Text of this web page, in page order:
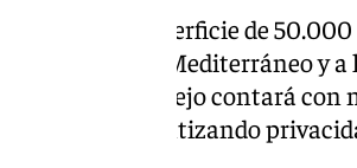
una superficie de
vistas al mar Mediterráneo y
el complejo contará
extensión, garantizando